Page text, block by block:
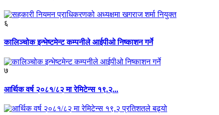
६
कालिञ्चोक इन्भेष्टमेन्ट कम्पनीले आईपीओ निष्काशन गर्ने
७
आर्थिक वर्ष २०८१/८२ मा रेमिटेन्स १९.२...